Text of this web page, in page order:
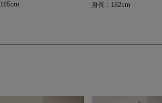
身長：162cm